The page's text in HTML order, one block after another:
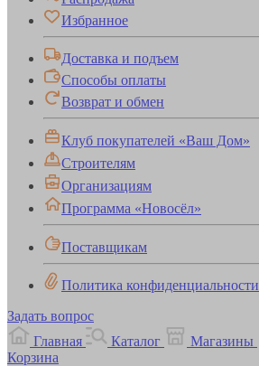
Избранное
Доставка и подъем
Способы оплаты
Возврат и обмен
Клуб покупателей «Ваш Дом»
Строителям
Организациям
Программа «Новосёл»
Поставщикам
Политика конфиденциальности
Задать вопрос
Главная
Каталог Магазины
Корзина